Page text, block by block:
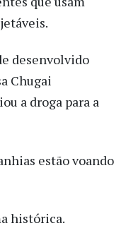
desenvolvido
Chugai
a droga para a
estão voando
histórica.